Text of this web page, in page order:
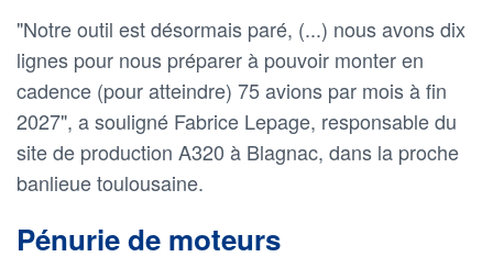
"Notre outil est désormais paré, (...) nous avons dix
lignes pour nous préparer à pouvoir monter en
cadence (pour atteindre) 75 avions par mois à fin
2027", a souligné Fabrice Lepage, responsable du
site de production A320 à Blagnac, dans la proche
banlieue toulousaine.
Pénurie de moteurs